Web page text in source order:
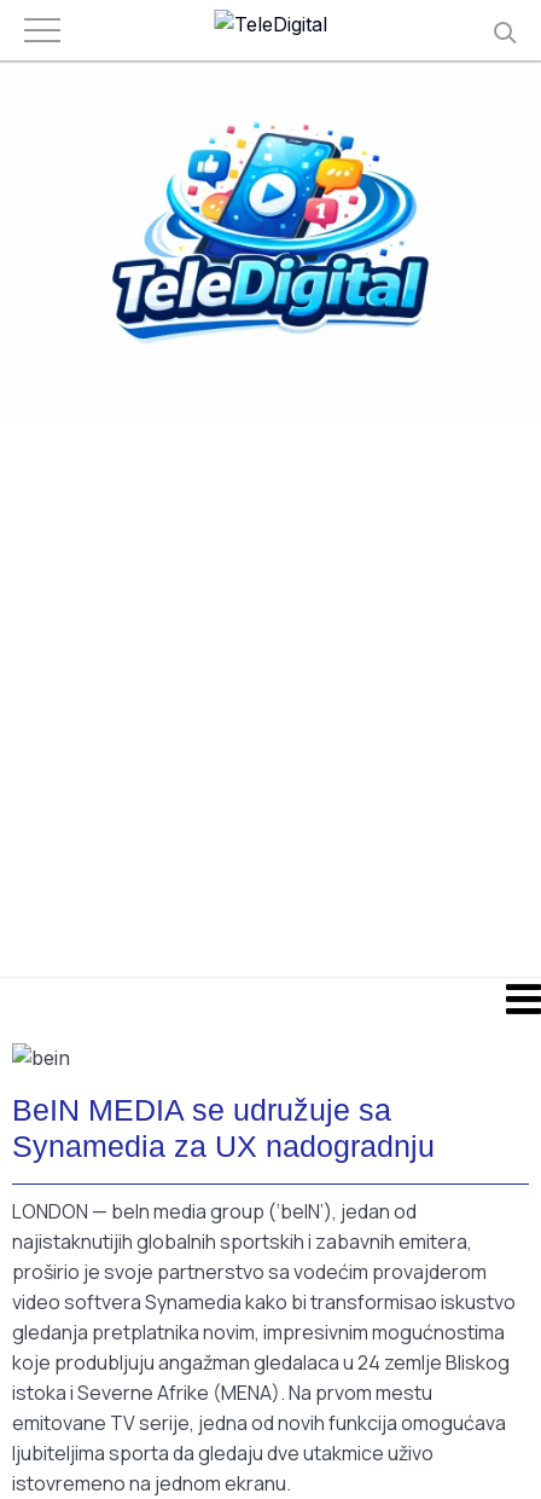
BeIN MEDIA se udružuje sa
Synamedia za UX nadogradnju
LONDON — beIn media group (‘beIN’), jedan od
najistaknutijih globalnih sportskih i zabavnih emitera,
proširio je svoje partnerstvo sa vodećim provajderom
video softvera Synamedia kako bi transformisao iskustvo
gledanja pretplatnika novim, impresivnim mogućnostima
koje produbljuju angažman gledalaca u 24 zemlje Bliskog
istoka i Severne Afrike (MENA). Na prvom mestu
emitovane TV serije, jedna od novih funkcija omogućava
ljubiteljima sporta da gledaju dve utakmice uživo
istovremeno na jednom ekranu.